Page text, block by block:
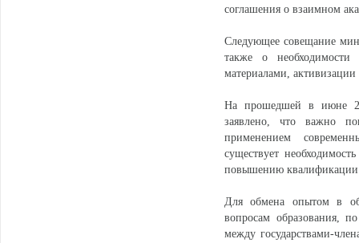
соглашения о взаимном
Следующее совещание
также о необходимости
материалами,
На прошедшей в июне
заявлено, что важно
применением
существует
повышению квалификации
Для обмена опытом в
вопросам образования,
между государствами-